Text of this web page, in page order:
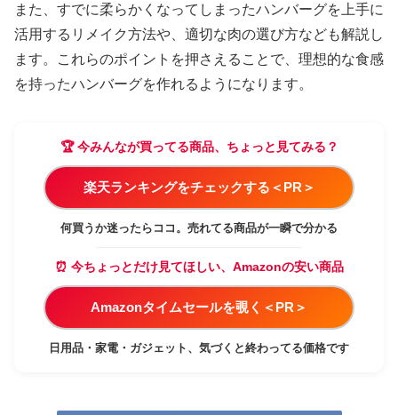
また、すでに柔らかくなってしまったハンバーグを上手に
活用するリメイク方法や、適切な肉の選び方なども解説し
ます。これらのポイントを押さえることで、理想的な食感
を持ったハンバーグを作れるようになります。
🏆 今みんなが買ってる商品、ちょっと見てみる？
楽天ランキングをチェックする＜PR＞
何買うか迷ったらココ。売れてる商品が一瞬で分かる
⏰ 今ちょっとだけ見てほしい、Amazonの安い商品
Amazonタイムセールを覗く＜PR＞
日用品・家電・ガジェット、気づくと終わってる価格です